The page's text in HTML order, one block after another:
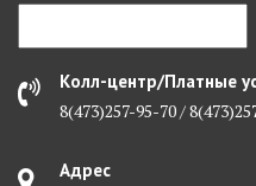
Колл-центр/Платные
8(473)257-95-70 /
Адрес